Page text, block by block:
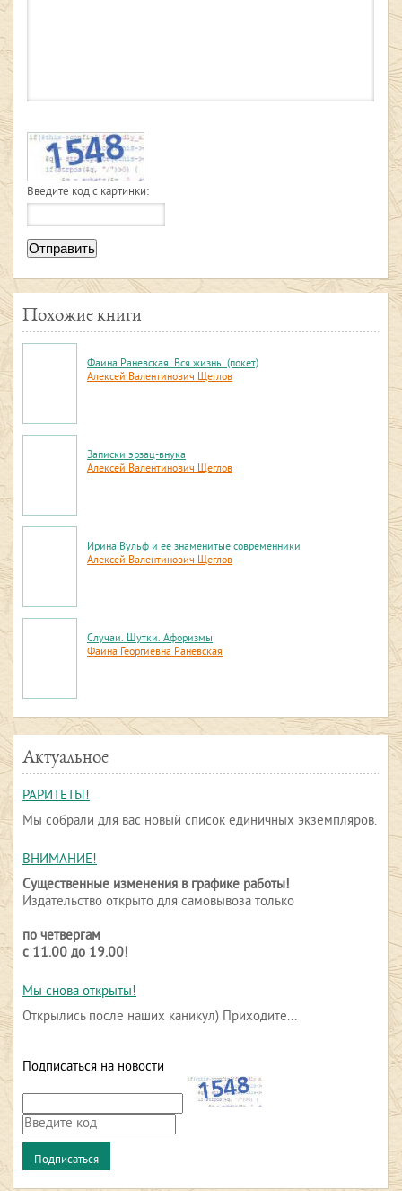
Введите код с картинки:
Отправить
Похожие книги
Фаина Раневская. Вся жизнь. (покет)
Алексей Валентинович Щеглов
Записки эрзац-внука
Алексей Валентинович Щеглов
Ирина Вульф и ее знаменитые современники
Алексей Валентинович Щеглов
Случаи. Шутки. Афоризмы
Фаина Георгиевна Раневская
Актуальное
РАРИТЕТЫ!
Мы собрали для вас новый список единичных экземпляров.
ВНИМАНИЕ!
Существенные изменения в графике работы!
Издательство открыто для самовывоза только
по четвергам
с 11.00 до 19.00!
Мы снова открыты!
Открылись после наших каникул) Приходите...
Подписаться на новости